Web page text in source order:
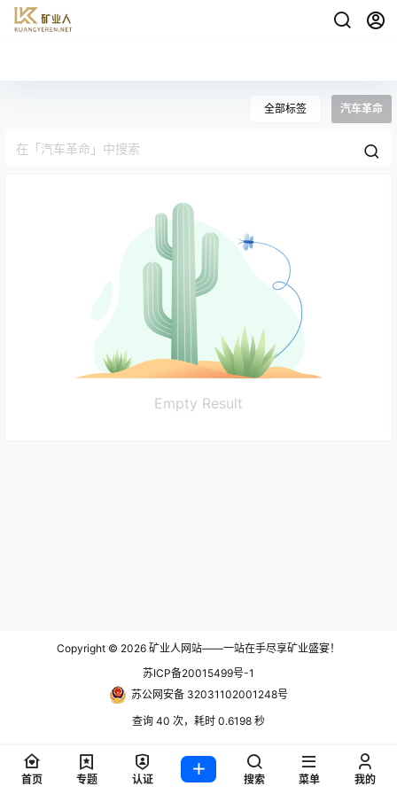
全部标签 汽车革命
Empty Result
Copyright © 2026 矿业人网站——一站在手尽享矿业盛宴！
苏ICP备20015499号-1
苏公网安备 32031102001248号
查询 40 次，耗时 0.6198 秒
首页 专题 认证 搜索 菜单 我的